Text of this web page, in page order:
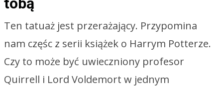
Ten tatuaż jest przerażający. Przypomina
nam częśc z serii książek o Harrym Potterze.
Czy to może być uwieczniony profesor
Quirrell i Lord Voldemort w jednym